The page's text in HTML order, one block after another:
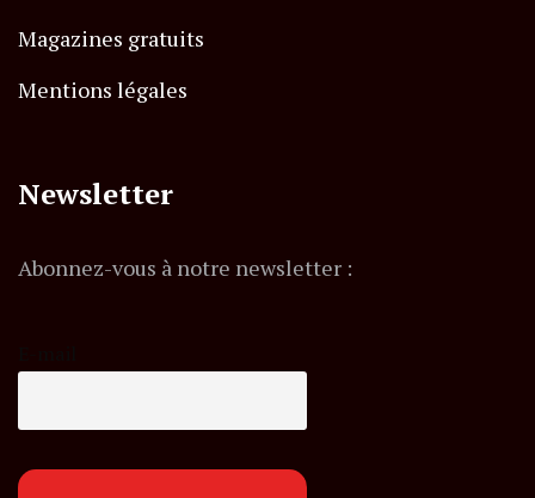
Magazines gratuits
Mentions légales
Newsletter
Abonnez-vous à notre newsletter :